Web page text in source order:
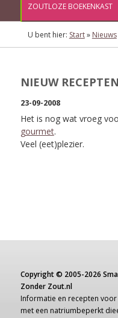
ZOUTLOZE BOEKENKAST
U bent hier: Start» Nieuws
NIEUW
23-09-2008
Het is nog wat vroeg
gourmet.
Veel (eet)plezier.
Copyright © 2005-2026
Zonder Zout.nl
Informatie en recepten voor
met een natriumbeperkt